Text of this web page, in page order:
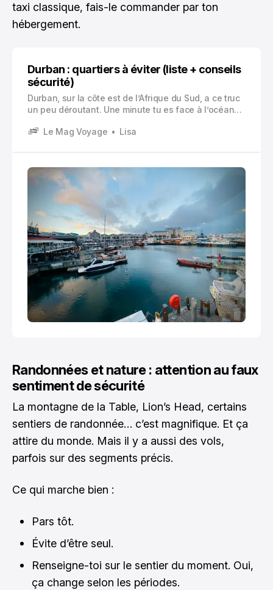
taxi classique, fais-le commander par ton
hébergement.
Durban : quartiers à éviter (liste + conseils
sécurité)
Durban, sur la côte est de l’Afrique du Sud, a ce truc
un peu déroutant. Une minute tu es face à l’océan
incroyable. La minute d’après, tu réalises que la ville
Le Mag Voyage Lisa
Randonnées et nature : attention au faux
sentiment de sécurité
La montagne de la Table, Lion’s Head, certains
sentiers de randonnée… c’est magnifique. Et ça
attire du monde. Mais il y a aussi des vols,
parfois sur des segments précis.
Ce qui marche bien :
Pars tôt.
Évite d’être seul.
Renseigne-toi sur le sentier du moment. Oui,
ça change selon les périodes.